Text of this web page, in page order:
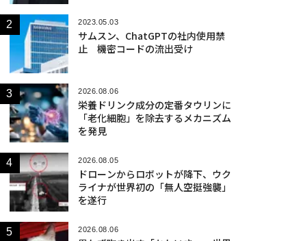
2023.05.03
サムスン、ChatGPTの社内使用禁
止 機密コードの流出受け
2026.08.06
栄養ドリンク成分の定番タウリンに
「老化細胞」を除去するメカニズム
を発見
2026.08.05
ドローンからロボットが降下、ウク
ライナが世界初の「無人空挺強襲」
を遂行
2026.08.06